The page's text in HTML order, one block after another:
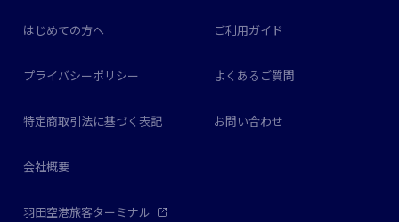
はじめての方へ ご利用ガイド
プライバシーポリシー よくあるご質問
特定商取引法に基づく表記 お問い合わせ
会社概要
羽田空港旅客ターミナル